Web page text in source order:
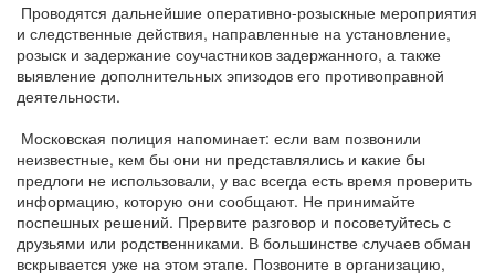
Проводятся дальнейшие оперативно-розыскные мероприятия
и следственные действия, направленные на установление,
розыск и задержание соучастников задержанного, а также
выявление дополнительных эпизодов его противоправной
деятельности.
Московская полиция напоминает: если вам позвонили
неизвестные, кем бы они ни представлялись и какие бы
предлоги не использовали, у вас всегда есть время проверить
информацию, которую они сообщают. Не принимайте
поспешных решений. Прервите разговор и посоветуйтесь с
друзьями или родственниками. В большинстве случаев обман
вскрывается уже на этом этапе. Позвоните в организацию,